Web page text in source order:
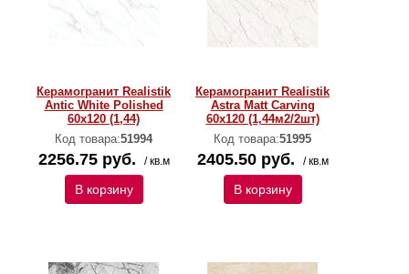
Керамогранит Realistik
Antic White Polished
60x120 (1,44)
Код товара:51994
2256.75 руб. / кв.м
В корзину
Керамогранит Realistik
Astra Matt Carving
60x120 (1,44м2/2шт)
Код товара:51995
2405.50 руб. / кв.м
В корзину